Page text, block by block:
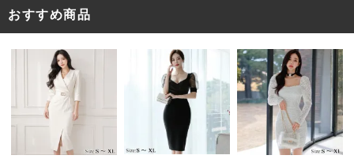
おすすめ商品